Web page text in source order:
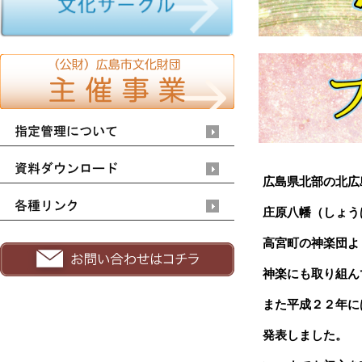
広島県北部の北
庄原八幡（しょ
高宮町の神楽団
神楽にも取り組
また平成２２年
発表しました。